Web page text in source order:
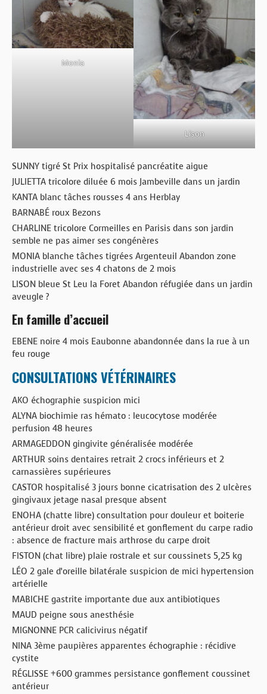
Monia
Lison
SUNNY tigré St Prix hospitalisé pancréatite aigue
JULIETTA tricolore diluée 6 mois Jambeville dans un jardin
KANTA blanc tâches rousses 4 ans Herblay
BARNABÉ roux Bezons
CHARLINE tricolore Cormeilles en Parisis dans son jardin
semble ne pas aimer ses congénères
MONIA blanche tâches tigrées Argenteuil Abandon zone
industrielle avec ses 4 chatons de 2 mois
LISON bleue St Leu la Foret Abandon réfugiée dans un jardin
aveugle ?
En famille d’accueil
EBENE noire 4 mois Eaubonne abandonnée dans la rue à un
feu rouge
CONSULTATIONS VÉTÉRINAIRES
AKO échographie suspicion mici
ALYNA biochimie ras hémato : leucocytose modérée
perfusion 48 heures
ARMAGEDDON gingivite généralisée modérée
ARTHUR soins dentaires retrait 2 crocs inférieurs et 2
carnassières supérieures
CASTOR hospitalisé 3 jours bonne cicatrisation des 2 ulcères
gingivaux jetage nasal presque absent
ENOHA (chatte libre) consultation pour douleur et boiterie
antérieur droit avec sensibilité et gonflement du carpe radio
: absence de fracture mais arthrose du carpe droit
FISTON (chat libre) plaie rostrale et sur coussinets 5,25 kg
LÉO 2 gale d’oreille bilatérale suspicion de mici hypertension
artérielle
MABICHE gastrite importante due aux antibiotiques
MAUD peigne sous anesthésie
MIGNONNE PCR calicivirus négatif
NINA 3ème paupières apparentes échographie : récidive
cystite
RÉGLISSE +600 grammes persistance gonflement coussinet
antérieur